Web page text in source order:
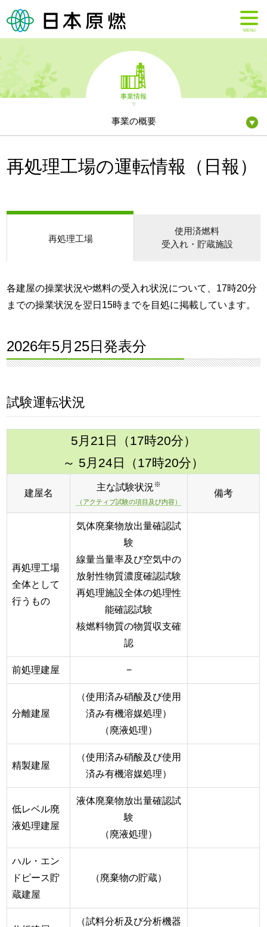
MENU
事業情報
事業の概要
再処理工場の運転情報（日報）
再処理工場
使用済燃料
受入れ・貯蔵施設
各建屋の操業状況や燃料の受入れ状況について、17時20分
までの操業状況を翌日15時までを目処に掲載しています。
2026年5月25日発表分
試験運転状況
5月21日（17時20分）
～ 5月24日（17時20分）
建屋名
主な試験状況※
（アクティブ試験の項目及び内容）
備考
再処理工場
全体として
行うもの
気体廃棄物放出量確認試
験
線量当量率及び空気中の
放射性物質濃度確認試験
再処理施設全体の処理性
能確認試験
核燃料物質の物質収支確
認
前処理建屋 −
分離建屋
（使用済み硝酸及び使用
済み有機溶媒処理）
（廃液処理）
精製建屋
（使用済み硝酸及び使用
済み有機溶媒処理）
低レベル廃
液処理建屋
液体廃棄物放出量確認試
験
（廃液処理）
ハル・エン
ドピース貯
蔵建屋
（廃棄物の貯蔵）
（試料分析及び分析機器